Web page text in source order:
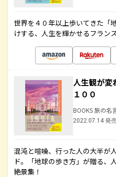
世界を４０年以上歩いてきた「
けする、人生を輝かせるフラン
人生観が変
１００
BOOKS 旅の名
2022.07.14 発
混沌と喧噪、行った人の大半が
ド。「地球の歩き方」が贈る、
絶景集！